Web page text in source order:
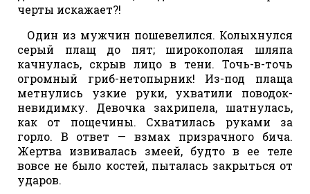
черты искажает?!
Один из мужчин пошевелился. Колыхнулся
серый плащ до пят; широкополая шляпа
качнулась, скрыв лицо в тени. Точь-в-точь
огромный гриб-нетопырник! Из-под плаща
метнулись узкие руки, ухватили поводок-
невидимку. Девочка захрипела, шатнулась,
как от пощечины. Схватилась руками за
горло. В ответ — взмах призрачного бича.
Жертва извивалась змеей, будто в ее теле
вовсе не было костей, пыталась закрыться от
ударов.